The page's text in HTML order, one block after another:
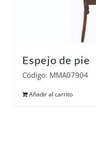
Espejo de pie
Código: MMA07904
Añadir al carrito